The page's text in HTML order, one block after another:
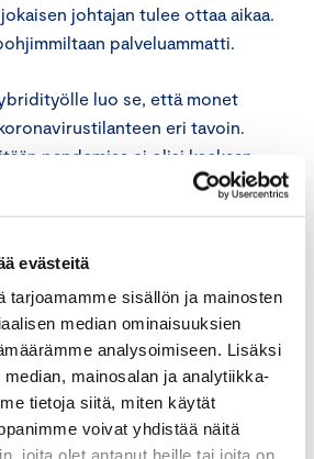
evästeitä
tarjoamamme sisällön ja mainosten
median ominaisuuksien
analysoimiseen. Lisäksi
mainosalan ja analytiikka-
tietoja siitä, miten käytät
voivat yhdistää näitä
joita olet antanut heille tai joita on
johtajan tulee ottaa aikaa.
palveluammatti.
luo se, että monet
eri tavoin.
pandemiaa ei olisi koskaan
niin, että kotoa ei uskalleta
vaatisivatkin. Toiset etätyö on
tervanjuontia. Paluuta
voi helpottaa selkeällä
pelkkä maalaisjärki riittää kun
luodaan sopivinta toimintamallia.